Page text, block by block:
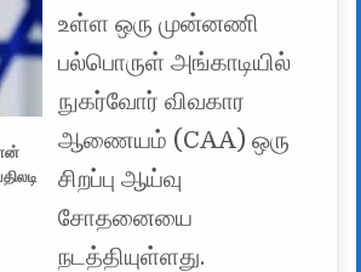
உள்ள ஒரு முன்னணி
பல்பொருள் அங்காடியில்
நுகர்வோர் விவகார
ஆணையம் (CAA) ஒரு
சிறப்பு ஆய்வு
சோதனையை
நடத்தியுள்ளது.